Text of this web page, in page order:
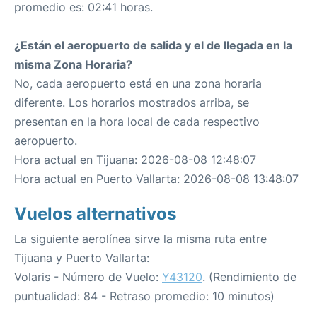
promedio es: 02:41 horas.
¿Están el aeropuerto de salida y el de llegada en la
misma Zona Horaria?
No, cada aeropuerto está en una zona horaria
diferente. Los horarios mostrados arriba, se
presentan en la hora local de cada respectivo
aeropuerto.
Hora actual en Tijuana: 2026-08-08 12:48:07
Hora actual en Puerto Vallarta: 2026-08-08 13:48:07
Vuelos alternativos
La siguiente aerolínea sirve la misma ruta entre
Tijuana y Puerto Vallarta:
Volaris - Número de Vuelo: Y43120. (Rendimiento de
puntualidad: 84 - Retraso promedio: 10 minutos)